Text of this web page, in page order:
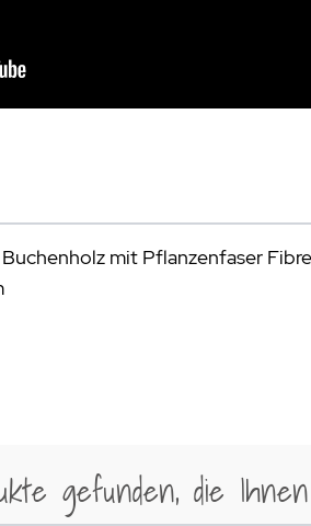
mit Pflanzenfaser
gefunden, die